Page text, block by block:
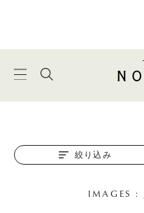
絞り込み
IMAGES :